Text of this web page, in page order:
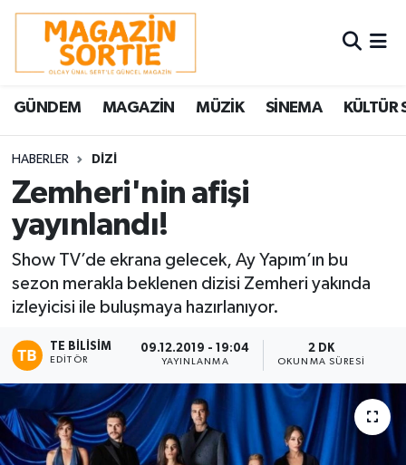
GÜNDEM MAGAZİN MÜZİK SİNEMA KÜLTÜR
HABERLER DİZİ
Zemheri'nin afişi
yayınlandı!
Show TV’de ekrana gelecek, Ay Yapım’ın bu
sezon merakla beklenen dizisi Zemheri yakında
izleyicisi ile buluşmaya hazırlanıyor.
TE BILISIM
EDITÖR
09.12.2019 - 19:04
YAYINLANMA
2 DK
OKUNMA SÜRESI
Nöbetçi Eczaneler
Hava Durumu
Trafik Durumu
Süper Lig Puan Durumu ve Fikstür
Tüm Manşetler
Son Dakika Haberleri
Haber Arşivi